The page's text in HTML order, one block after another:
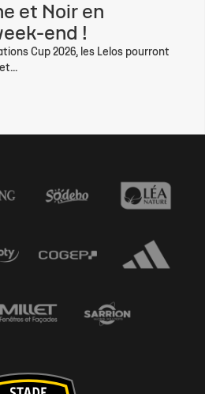
et Noir en
end !
Cup 2026, les Lelos pourront